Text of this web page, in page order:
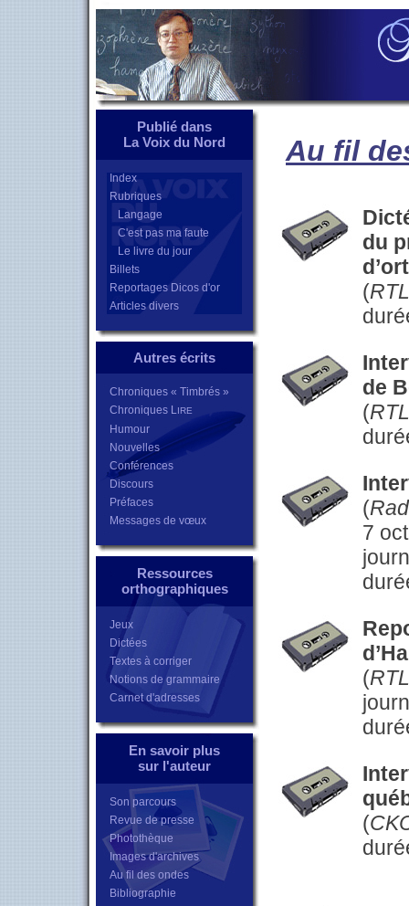
Publié dans
La Voix du Nord
Index
Rubriques
Langage
C'est pas ma faute
Le livre du jour
Billets
Reportages Dicos d'or
Articles divers
Autres écrits
Chroniques « Timbrés »
Chroniques LIRE
Humour
Nouvelles
Conférences
Discours
Préfaces
Messages de vœux
Ressources
orthographiques
Jeux
Dictées
Textes à corriger
Notions de grammaire
Carnet d'adresses
En savoir plus
sur l'auteur
Son parcours
Revue de presse
Photothèque
Images d'archives
Au fil des ondes
Bibliographie
Au fil
du
(RTL
de
(RTL
(
7
(RTL
(